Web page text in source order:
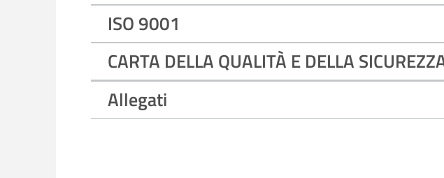
ISO 9001
CARTA DELLA QUALITÀ E DELLA
Allegati